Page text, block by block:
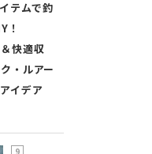
テムで釣
！
快適収
・ルアー
イデア